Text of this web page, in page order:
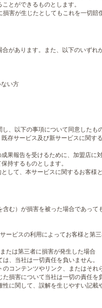
とができるものとします。
害が生じたとしてもこれを一切賠
があります。また、以下のいず
い方
、以下の事項について同意したも
存サービス及び新サービスに関
果報告を受けるために、加盟店に
持するものとします。
して、本サービスに関するお客様
む）が損害を被った場合であって
ービスの利用によってお客様と
たは第三者に損害が発生した場合
、当社は一切責任を負いません。
コンテンツやリンク、またはそれ
損害について当社は一切の責任を
に関して、誤解を生じやすい記